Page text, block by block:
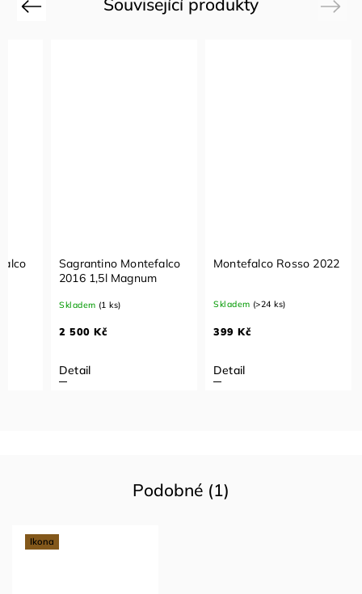
Previous
Sagrantino Montefalco
2016 1,5l Magnum
Skladem (1 ks)
2 500 Kč
Detail
Montefalco Rosso 2022
Skladem (>24 ks)
399 Kč
Detail
Next
Podobné (1)
Ikona